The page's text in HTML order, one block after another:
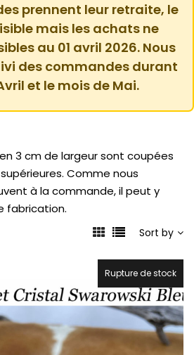
prennent leur retraite, le
mais les achats ne
au 01 avril 2026. Nous
des commandes durant
et le mois de Mai.
3 cm de largeur sont coupées
Comme nous
à la commande, il peut y
fabrication.
Sort by
Rupture de stock